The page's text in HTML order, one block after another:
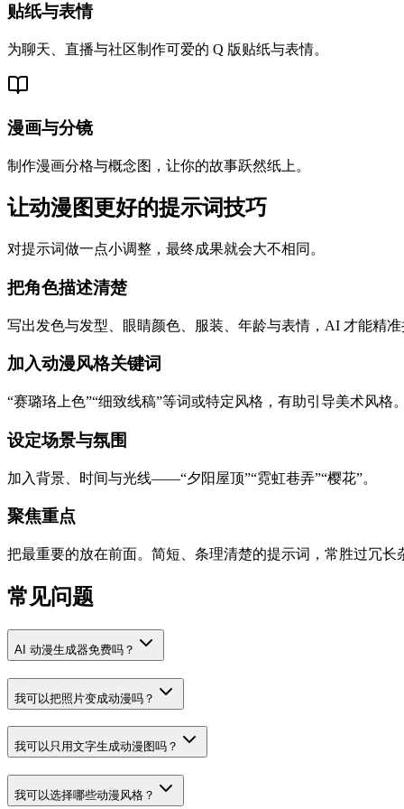
贴纸与表情
为聊天、直播与社区制作可爱的 Q 版贴纸与表情。
漫画与分镜
制作漫画分格与概念图，让你的故事跃然纸上。
让动漫图更好的提示词技巧
对提示词做一点小调整，最终成果就会大不相同。
把角色描述清楚
写出发色与发型、眼睛颜色、服装、年龄与表情，AI 才能精准
加入动漫风格关键词
“赛璐珞上色”“细致线稿”等词或特定风格，有助引导美术风格。
设定场景与氛围
加入背景、时间与光线——“夕阳屋顶”“霓虹巷弄”“樱花”。
聚焦重点
把最重要的放在前面。简短、条理清楚的提示词，常胜过冗长
常见问题
AI 动漫生成器免费吗？
我可以把照片变成动漫吗？
我可以只用文字生成动漫图吗？
我可以选择哪些动漫风格？